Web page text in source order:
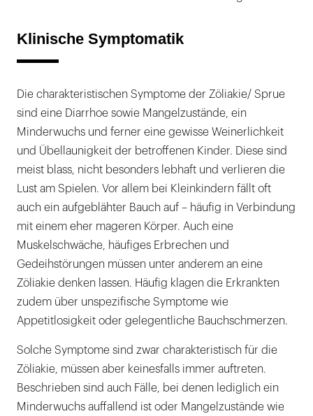
Klinische Symptomatik
Die charakteristischen Symptome der Zöliakie/ Sprue
sind eine Diarrhoe sowie Mangelzustände, ein
Minderwuchs und ferner eine gewisse Weinerlichkeit
und Übellaunigkeit der betroffenen Kinder. Diese sind
meist blass, nicht besonders lebhaft und verlieren die
Lust am Spielen. Vor allem bei Kleinkindern fällt oft
auch ein aufgeblähter Bauch auf – häufig in Verbindung
mit einem eher mageren Körper. Auch eine
Muskelschwäche, häufiges Erbrechen und
Gedeihstörungen müssen unter anderem an eine
Zöliakie denken lassen. Häufig klagen die Erkrankten
zudem über unspezifische Symptome wie
Appetitlosigkeit oder gelegentliche Bauchschmerzen.
Solche Symptome sind zwar charakteristisch für die
Zöliakie, müssen aber keinesfalls immer auftreten.
Beschrieben sind auch Fälle, bei denen lediglich ein
Minderwuchs auffallend ist oder Mangelzustände wie